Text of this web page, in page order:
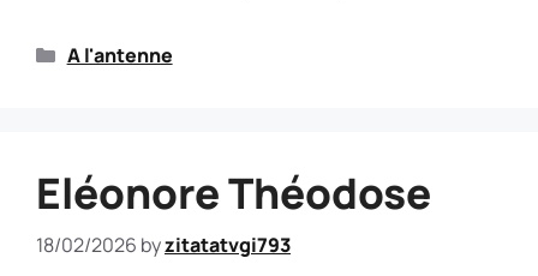
A l'antenne
Eléonore Théodose
18/02/2026 byzitatatvgi793